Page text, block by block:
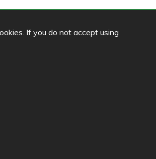
If you do not accept using